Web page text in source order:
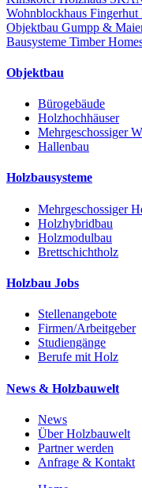
Wohnblockhaus Fingerhut
Objektbau Gumpp &
Bausysteme Timber
Objektbau
Bürogebäude
Holzhochhäuser
Mehrgeschossiger
Hallenbau
Holzbausysteme
Mehrgeschossiger
Holzhybridbau
Holzmodulbau
Brettschichtholz
Holzbau Jobs
Stellenangebote
Firmen/Arbeitgeber
Studiengänge
Berufe mit Holz
News & Holzbauwelt
News
Über Holzbauwelt
Partner werden
Anfrage & Kontakt